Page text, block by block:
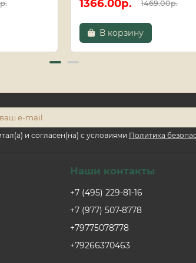
1366.00р. 1469.00р.
В корзину
и согласен(на) с условиями Политика
Наши контакты
+7 (495) 229-81-16
+7 (977) 507-8778
+79775078778
+79266370463